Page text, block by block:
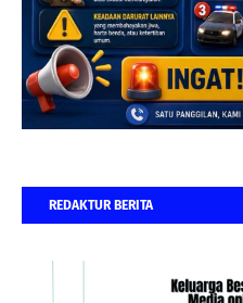
REDAKTUR BERITA